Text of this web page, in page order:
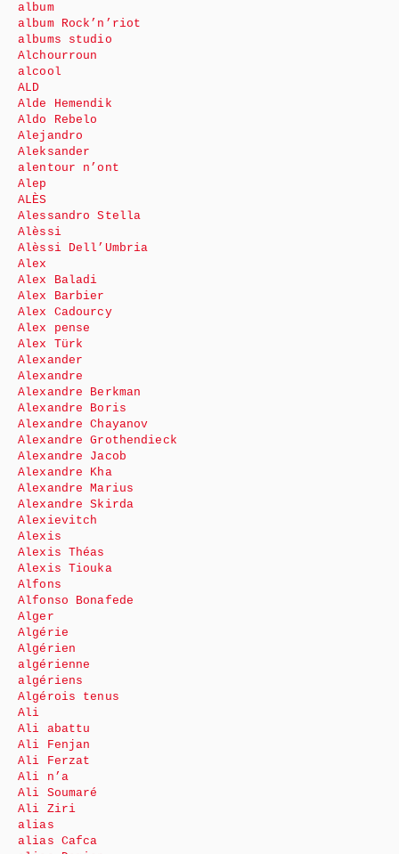
album
album Rock’n’riot
albums studio
Alchourroun
alcool
ALD
Alde Hemendik
Aldo Rebelo
Alejandro
Aleksander
alentour n’ont
Alep
ALÈS
Alessandro Stella
Alèssi
Alèssi Dell’Umbria
Alex
Alex Baladi
Alex Barbier
Alex Cadourcy
Alex pense
Alex Türk
Alexander
Alexandre
Alexandre Berkman
Alexandre Boris
Alexandre Chayanov
Alexandre Grothendieck
Alexandre Jacob
Alexandre Kha
Alexandre Marius
Alexandre Skirda
Alexievitch
Alexis
Alexis Théas
Alexis Tiouka
Alfons
Alfonso Bonafede
Alger
Algérie
Algérien
algérienne
algériens
Algérois tenus
Ali
Ali abattu
Ali Fenjan
Ali Ferzat
Ali n’a
Ali Soumaré
Ali Ziri
alias
alias Cafca